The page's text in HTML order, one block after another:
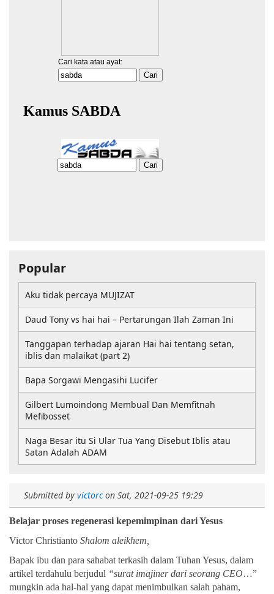
Submitted by victorcon Sat, 2021-09-25 19:29
Belajar proses regenerasi kepemimpinan dari Yesus
Victor Christianto Shalom aleikhem,
Bapak ibu dan para sahabat terkasih dalam Tuhan Yesus, dalam
artikel terdahulu berjudul “surat imajiner dari seorang CEO…”
mungkin ada hal-hal yang dapat menimbulkan salah paham,
Popular
Aku tidak percaya MUJIZAT
Daud Tony vs hai hai – Pertarungan Ilah Zaman Ini
Tanggapan terhadap ajaran Hai hai tentang setan,
iblis dan malaikat (part 2)
Bapa Sorgawi Mengasihi Lucifer
Gilbert Lumoindong Membual Dan Memfitnah
Mefibosset
Naga Besar itu Si Ular Tua Yang Disebut Iblis atau
Satan Adalah ADAM